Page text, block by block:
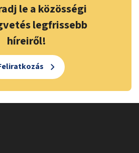
le a közösségi
legfrissebb
híreiről!